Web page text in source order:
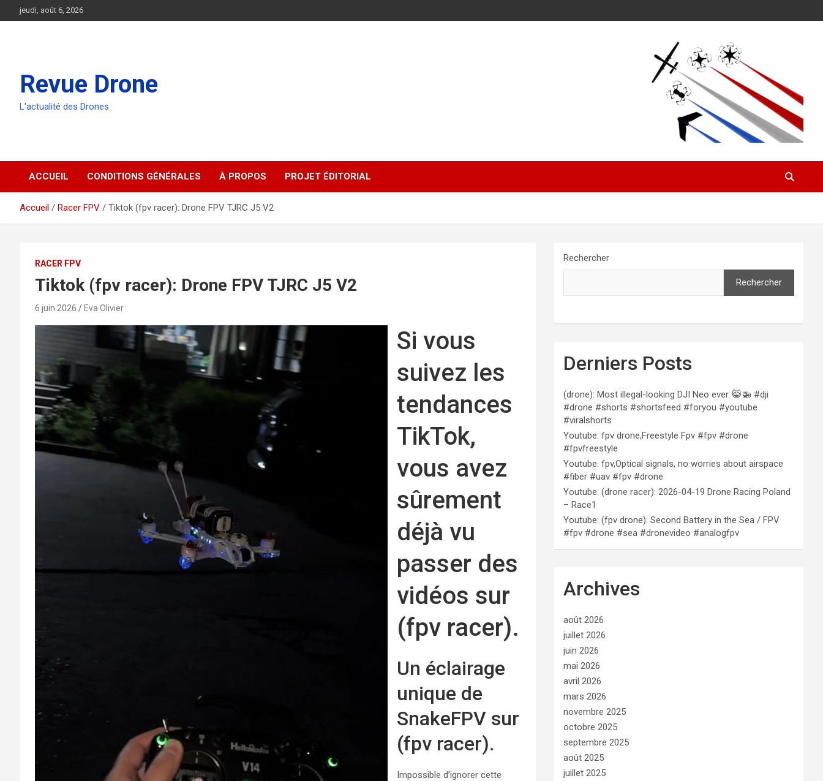
au
jeudi, août 6, 2026
Revue Drone
L'actualité des Drones
ACCUEIL CONDITIONS GÉNÉRALES À PROPOS PROJET ÉDITORIAL
Accueil Racer FPV Tiktok (fpv racer): Drone FPV TJRC J5 V2
RACER FPV
Tiktok (fpv racer): Drone FPV TJRC J5 V2
6 juin 2026 Eva Olivier
Si vous
suivez les
tendances
TikTok,
vous avez
sûrement
déjà vu
passer des
vidéos sur
(fpv racer).
Un éclairage
unique de
SnakeFPV sur
(fpv racer).
Impossible d’ignorer cette
Rechercher
Rechercher
Derniers Posts
(drone): Most illegal-looking DJI Neo ever 😹🚁 #dji
#drone #shorts #shortsfeed #foryou #youtube
#viralshorts
Youtube: fpv drone,Freestyle Fpv #fpv #drone
#fpvfreestyle
Youtube: fpv,Optical signals, no worries about airspace
#fiber #uav #fpv #drone
Youtube: (drone racer): 2026-04-19 Drone Racing Poland
– Race1
Youtube: (fpv drone): Second Battery in the Sea / FPV
#fpv #drone #sea #dronevideo #analogfpv
Archives
août 2026
juillet 2026
juin 2026
mai 2026
avril 2026
mars 2026
novembre 2025
octobre 2025
septembre 2025
août 2025
juillet 2025